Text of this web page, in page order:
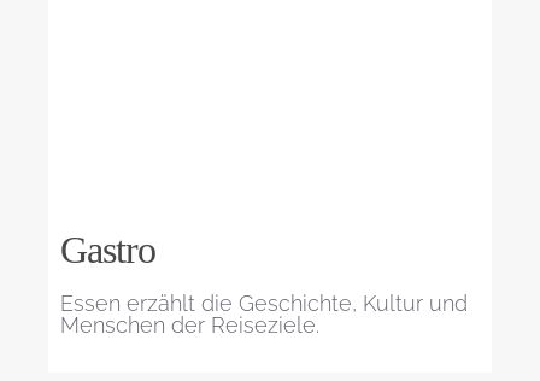
Gastro
Essen erzählt die Geschichte, Kultur und
Menschen der Reiseziele.